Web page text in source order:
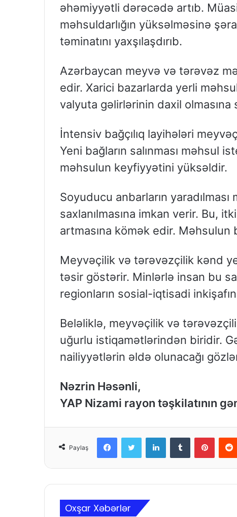
əhəmiyyətli dərəcədə artıb.
məhsuldarlığın yüksəlməsinə
təminatını yaxşılaşdırıb.
Azərbaycan meyvə və tərəvəz
edir. Xarici bazarlarda yerli
valyuta gəlirlərinin daxil olmasına
İntensiv bağçılıq layihələri
Yeni bağların salınması məhsul
məhsulun keyfiyyətini yüksəldir.
Soyuducu anbarların
saxlanılmasına imkan verir. Bu,
artmasına kömək edir. Məhsulun
Meyvəçilik və tərəvəzçilik kənd
təsir göstərir. Minlərlə insan bu
regionların sosial-iqtisadi
Beləliklə, meyvəçilik və
uğurlu istiqamətlərindən biridir.
nailiyyətlərin əldə olunacağı
Nəzrin Həsənli,
YAP Nizami rayon təşkilatının
Paylaş
Oxşar Xəbərlər